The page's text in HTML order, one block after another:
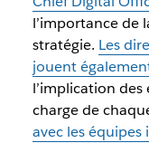
l’importance de
stratégie. Les
jouent
l’implication
charge de
avec les